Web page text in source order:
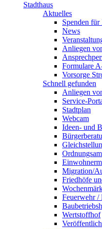
Stadthaus
Aktuelles
Spenden für
News
Anliegen
Formulare
Vorsorge
Schnell gefunden
Anliegen
Service-
Stadtplan
Webcam
Ideen- und
Migration/
Friedhöfe
Feuerwehr /
Wertstoffhof